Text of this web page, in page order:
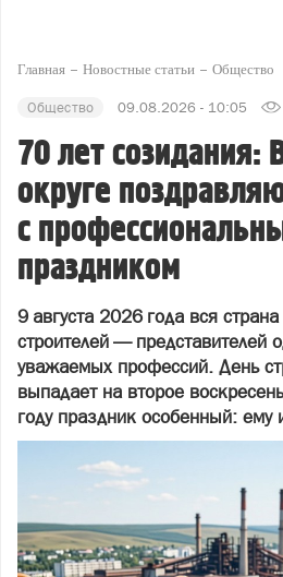
Главная Новостные статьи Общество
Общество 09.08.2026 - 10:05
70 лет созидания:
округе
с
праздником
9 августа 2026 года вся страна
строителей — представителей
уважаемых профессий. День
выпадает на второе
году праздник особенный: ему